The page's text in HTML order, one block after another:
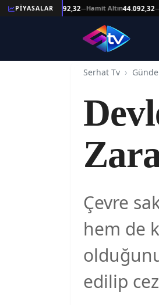
PİYASALAR
Altın44.092,32 —Hamit Altın44.092,32—
Serhat Tv
Çevre
hem de
edilip